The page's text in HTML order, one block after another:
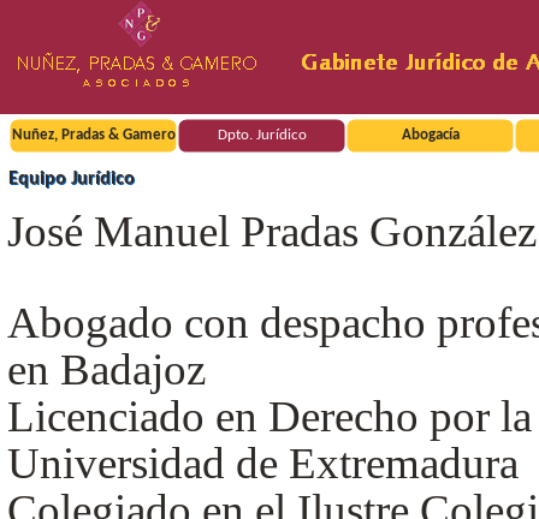
Nuñez, Pradas & Gamero Dpto. Jurídico Abogacía
Equipo Jurídico
José Manuel Pradas González
Abogado con despacho
en Badajoz
Licenciado en Derecho por la
Universidad de Extremadura